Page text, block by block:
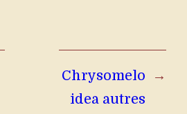
→
Chrysomelo
idea autres